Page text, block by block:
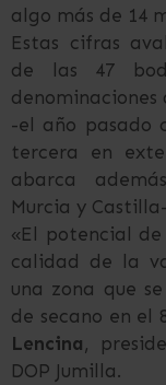
algo más de 14
Estas cifras
de las 47
denominaciones
-el año pasado
tercera en
abarca
Murcia y
«El potencial
calidad de la
una zona que
de secano en el
Lencina ,
DOP Jumilla.